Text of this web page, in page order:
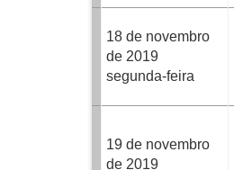
18 de novembro
de 2019
segunda-feira
19 de novembro
de 2019